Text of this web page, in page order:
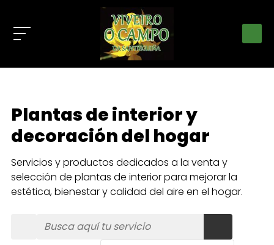
Plantas de interior y
decoración del hogar
Servicios y productos dedicados a la venta y
selección de plantas de interior para mejorar la
estética, bienestar y calidad del aire en el hogar.